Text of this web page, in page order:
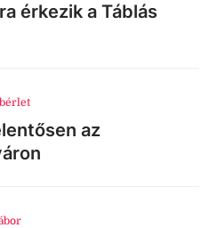
érkezik a Táblás
az